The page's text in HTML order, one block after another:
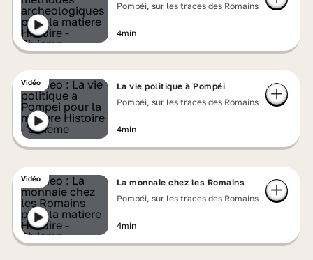
Pompéi, sur les traces des Romains
4min
Vidéo
La vie politique à Pompéi
Pompéi, sur les traces des Romains
4min
Vidéo
La monnaie chez les Romains
Pompéi, sur les traces des Romains
4min